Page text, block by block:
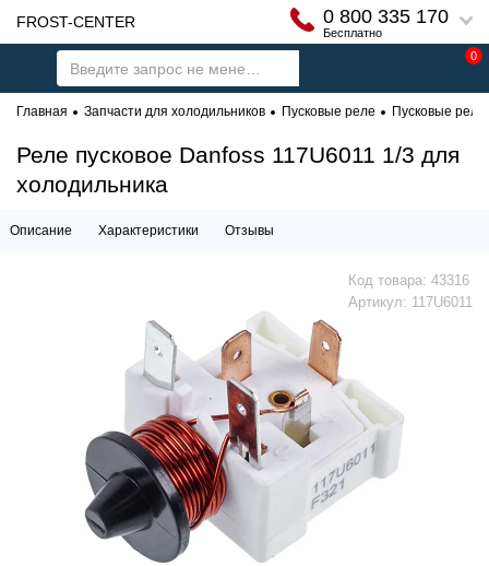
FROST-CENTER 0 800 335 170
Бесплатно
0
Главная Запчасти для холодильников Пусковые реле Пусковые
Реле пусковое Danfoss 117U6011 1/3 для
холодильника
Описание Характеристики Отзывы
Код товара: 43316
Артикул: 117U6011